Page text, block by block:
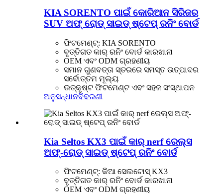
KIA SORENTO ପାଇଁ କୋରିଆନ ସିରିଜର
SUV ଅଫ୍ ରୋଡ୍ ସାଇଡ୍ ଷ୍ଟେପ୍ ରନିଂ ବୋର୍ଡ
ଫିଟମେଣ୍ଟ୍: KIA SORENTO
ବୃତ୍ତିଗତ କାର୍ ରନିଂ ବୋର୍ଡ କାରଖାନା
OEM ଏବଂ ODM ଗ୍ରହଣୀୟ
ସମାନ ଗୁଣବତ୍ତା ସ୍ତରରେ ସମସ୍ତ ଉତ୍ପାଦର
ସର୍ବୋତ୍ତମ ମୂଲ୍ୟ
ଉତ୍କୃଷ୍ଟ ଫିଟମେଣ୍ଟ ଏବଂ ସହଜ ସଂସ୍ଥାପନ
ଅନୁସନ୍ଧାନବିବରଣୀ
Kia Seltos KX3 ପାଇଁ କାର୍ nerf ରେଲ୍ସ
ଅଫ୍-ରୋଡ୍ ସାଇଡ୍ ଷ୍ଟେପ୍ ରନିଂ ବୋର୍ଡ
ଫିଟମେଣ୍ଟ୍: କିଆ ସେଲଟୋସ୍ KX3
ବୃତ୍ତିଗତ କାର୍ ରନିଂ ବୋର୍ଡ କାରଖାନା
OEM ଏବଂ ODM ଗ୍ରହଣୀୟ